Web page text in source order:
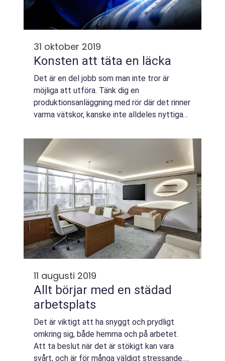
31 oktober 2019
Konsten att täta en läcka
Det är en del jobb som man inte tror är
möjliga att utföra. Tänk dig en
produktionsanläggning med rör där det rinner
varma vätskor, kanske inte alldeles nyttiga
11 augusti 2019
Allt börjar med en städad
arbetsplats
Det är viktigt att ha snyggt och prydligt
omkring sig, både hemma och på arbetet.
Att ta beslut när det är stökigt kan vara
svårt, och är för många väldigt stressande.